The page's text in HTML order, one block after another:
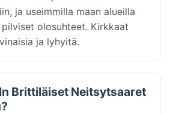
ja useimmilla maan alueilla
olosuhteet. Kirkkaat
ja lyhyitä.
Brittiläiset Neitsytsaaret